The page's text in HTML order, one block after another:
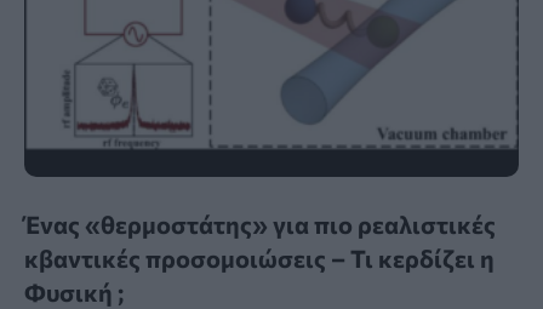
Ένας «θερμοστάτης» για πιο ρεαλιστικές
κβαντικές προσομοιώσεις – Τι κερδίζει η
Φυσική ;